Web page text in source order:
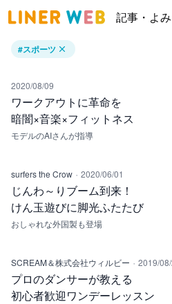
記事・よ
#スポーツ
2020/08/09
ワークアウトに革命を
暗闇×音楽×フィットネス
モデルのAIさんが指導
surfers the Crow · 2020/06/01
じんわ～りブーム到来！
けん玉遊びに脚光ふたたび
おしゃれな外国製も登場
SCREAM＆株式会社ウィルビー · 2019/
プロのダンサーが教える
初心者歓迎ワンデーレッスン